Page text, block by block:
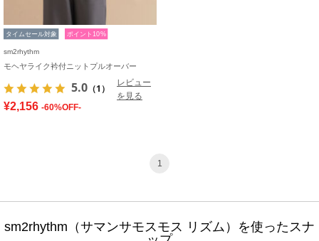
タイムセール対象 ポイント10%
sm2rhythm
モヘヤライク衿付ニットプルオーバー
5.0 （1）
レビュー
を見る
¥2,156 -60%OFF-
1
sm2rhythm（サマンサモスモス リズム）を使ったスナ